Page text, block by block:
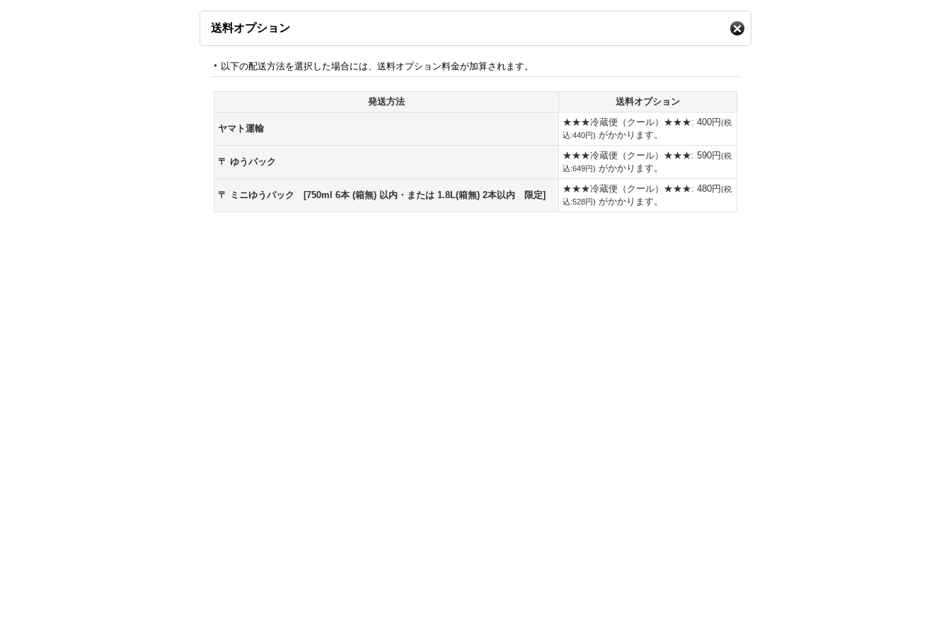
送料オプション
以下の配送方法を選択した場合には、送料オプション料金が加算されます。
発送方法 送料オプション
ヤマト運輸
★★★冷蔵便（クール）★★★: 400円(税
込:440円) がかかります。
〒 ゆうパック
★★★冷蔵便（クール）★★★: 590円(税
込:649円) がかかります。
〒 ミニゆうパック [750ml 6本 (箱無) 以内・または 1.8L(箱無) 2本以内 限定]
★★★冷蔵便（クール）★★★: 480円(税
込:528円) がかかります。